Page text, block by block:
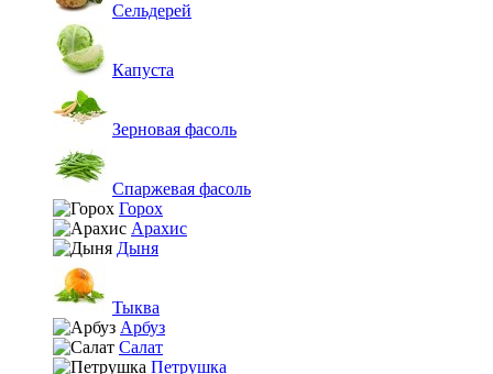
Сельдерей
Капуста
Зерновая фасоль
Спаржевая фасоль
Горох
Арахис
Дыня
Тыква
Арбуз
Салат
Петрушка